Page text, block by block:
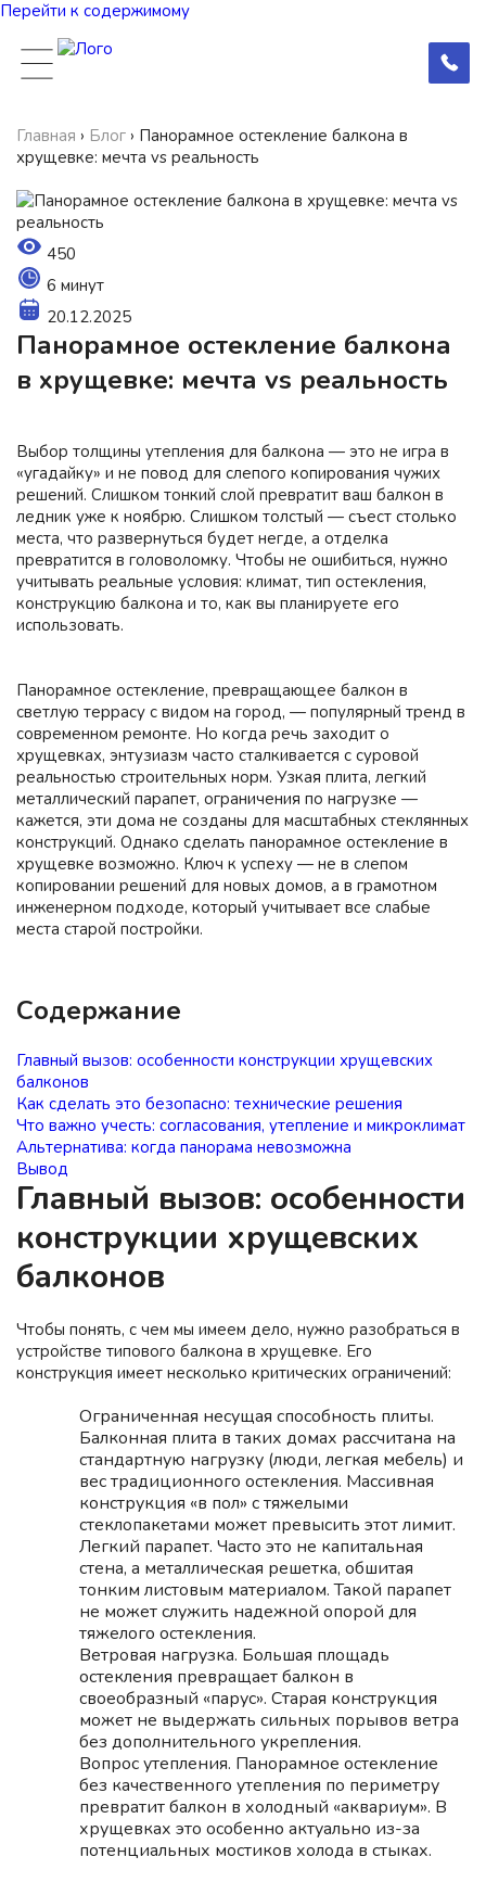
Перейти к содержимому
Главная › Блог › Панорамное остекление балкона в
хрущевке: мечта vs реальность
450
6 минут
20.12.2025
Панорамное остекление балкона
в хрущевке: мечта vs реальность
Выбор толщины утепления для балкона — это не игра в
«угадайку» и не повод для слепого копирования чужих
решений. Слишком тонкий слой превратит ваш балкон в
ледник уже к ноябрю. Слишком толстый — съест столько
места, что развернуться будет негде, а отделка
превратится в головоломку. Чтобы не ошибиться, нужно
учитывать реальные условия: климат, тип остекления,
конструкцию балкона и то, как вы планируете его
использовать.
Панорамное остекление, превращающее балкон в
светлую террасу с видом на город, — популярный тренд в
современном ремонте. Но когда речь заходит о
хрущевках, энтузиазм часто сталкивается с суровой
реальностью строительных норм. Узкая плита, легкий
металлический парапет, ограничения по нагрузке —
кажется, эти дома не созданы для масштабных стеклянных
конструкций. Однако сделать панорамное остекление в
хрущевке возможно. Ключ к успеху — не в слепом
копировании решений для новых домов, а в грамотном
инженерном подходе, который учитывает все слабые
места старой постройки.
Содержание
Главный вызов: особенности конструкции хрущевских
балконов
Как сделать это безопасно: технические решения
Что важно учесть: согласования, утепление и микроклимат
Альтернатива: когда панорама невозможна
Вывод
Главный вызов: особенности
конструкции хрущевских
балконов
Чтобы понять, с чем мы имеем дело, нужно разобраться в
устройстве типового балкона в хрущевке. Его
конструкция имеет несколько критических ограничений:
Ограниченная несущая способность плиты.
Балконная плита в таких домах рассчитана на
стандартную нагрузку (люди, легкая мебель) и
вес традиционного остекления. Массивная
конструкция «в пол» с тяжелыми
стеклопакетами может превысить этот лимит.
Легкий парапет. Часто это не капитальная
стена, а металлическая решетка, обшитая
тонким листовым материалом. Такой парапет
не может служить надежной опорой для
тяжелого остекления.
Ветровая нагрузка. Большая площадь
остекления превращает балкон в
своеобразный «парус». Старая конструкция
может не выдержать сильных порывов ветра
без дополнительного укрепления.
Вопрос утепления. Панорамное остекление
без качественного утепления по периметру
превратит балкон в холодный «аквариум». В
хрущевках это особенно актуально из-за
потенциальных мостиков холода в стыках.